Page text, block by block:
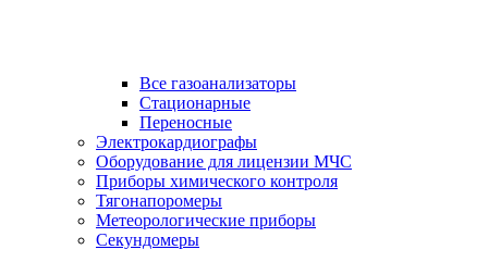
Все газоанализаторы
Cтационарные
Переносные
Электрокардиографы
Оборудование для лицензии МЧС
Приборы химического контроля
Тягонапоромеры
Метеорологические приборы
Секундомеры